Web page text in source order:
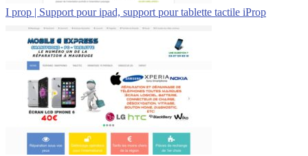
I prop | Support pour ipad, support pour tablette tactile iProp